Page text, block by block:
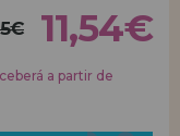
11,54€
a partir de